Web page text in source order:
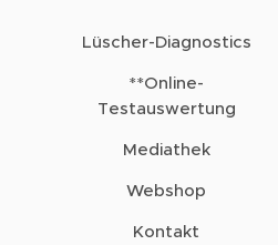
Lüscher-Diagnostics
**Online-
Testauswertung
Mediathek
Webshop
Kontakt